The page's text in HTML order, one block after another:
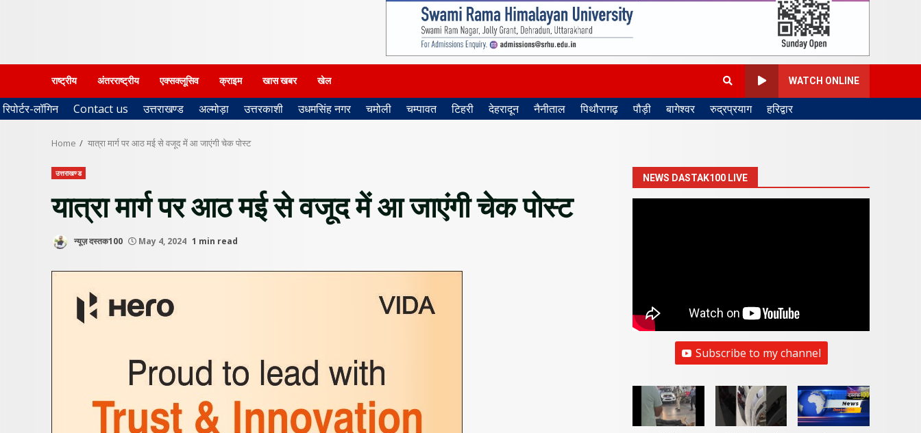
राष्ट्रीय अंतरराष्ट्रीय एक्सक्लूसिव क्राइम खास खबर खेल WATCH ONLINE
रिपोर्टर-लॉगिन Contact us उत्तराखण्ड अल्मोड़ा उत्तरकाशी उधमसिंह नगर चमोली चम्पावत टिहरी देहरादून नैनीताल पिथौरागढ़ पौड़ी बागेश्वर रुद्रप्रयाग हरिद्वार
Home यात्रा मार्ग पर आठ मई से वजूद में आ जाएंगी चेक पोस्ट
उत्तराखण्ड
यात्रा मार्ग पर आठ मई से वजूद में आ जाएंगी चेक पोस्ट
न्यूज़ दस्तक100 May 4, 2024 1 min read
NEWS DASTAK100 LIVE
Subscribe to my channel